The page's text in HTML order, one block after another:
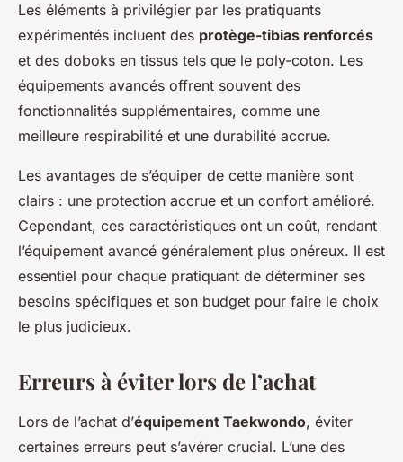
Les éléments à privilégier par les pratiquants
expérimentés incluent des protège-tibias renforcés
et des doboks en tissus tels que le poly-coton. Les
équipements avancés offrent souvent des
fonctionnalités supplémentaires, comme une
meilleure respirabilité et une durabilité accrue.
Les avantages de s’équiper de cette manière sont
clairs : une protection accrue et un confort amélioré.
Cependant, ces caractéristiques ont un coût, rendant
l’équipement avancé généralement plus onéreux. Il est
essentiel pour chaque pratiquant de déterminer ses
besoins spécifiques et son budget pour faire le choix
le plus judicieux.
Erreurs à éviter lors de l’achat
Lors de l’achat d’équipement Taekwondo, éviter
certaines erreurs peut s’avérer crucial. L’une des